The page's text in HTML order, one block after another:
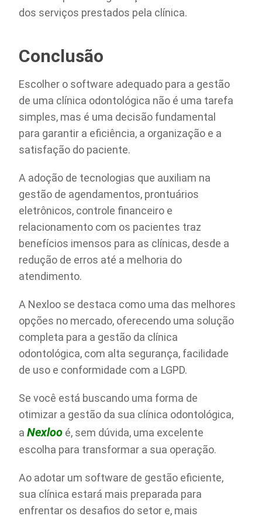
dos serviços prestados pela clínica.
Conclusão
Escolher o software adequado para a gestão
de uma clínica odontológica não é uma tarefa
simples, mas é uma decisão fundamental
para garantir a eficiência, a organização e a
satisfação do paciente.
A adoção de tecnologias que auxiliam na
gestão de agendamentos, prontuários
eletrônicos, controle financeiro e
relacionamento com os pacientes traz
benefícios imensos para as clínicas, desde a
redução de erros até a melhoria do
atendimento.
A Nexloo se destaca como uma das melhores
opções no mercado, oferecendo uma solução
completa para a gestão da clínica
odontológica, com alta segurança, facilidade
de uso e conformidade com a LGPD.
Se você está buscando uma forma de
otimizar a gestão da sua clínica odontológica,
aNexloo é, sem dúvida, uma excelente
escolha para transformar a sua operação.
Ao adotar um software de gestão eficiente,
sua clínica estará mais preparada para
enfrentar os desafios do setor e, mais